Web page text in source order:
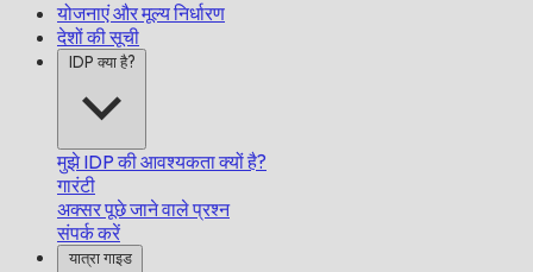
योजनाएं और मूल्य निर्धारण
देशों की सूची
IDP क्या है?
मुझे IDP की आवश्यकता क्यों है?
गारंटी
अक्सर पूछे जाने वाले प्रश्न
संपर्क करें
यात्रा गाइड